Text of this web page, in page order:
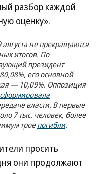
разбор каждой
оценку».
не прекращаются
итогов. По
президент
его основной
— 10,09%. Оппозиция
сформировала
власти. В первые
7 тыс. человек, более
троепогибли.
просить
они продолжают